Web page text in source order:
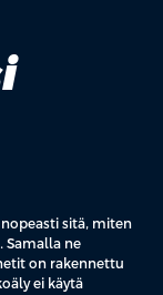
sitä, miten
Samalla ne
on rakennettu
ei käytä